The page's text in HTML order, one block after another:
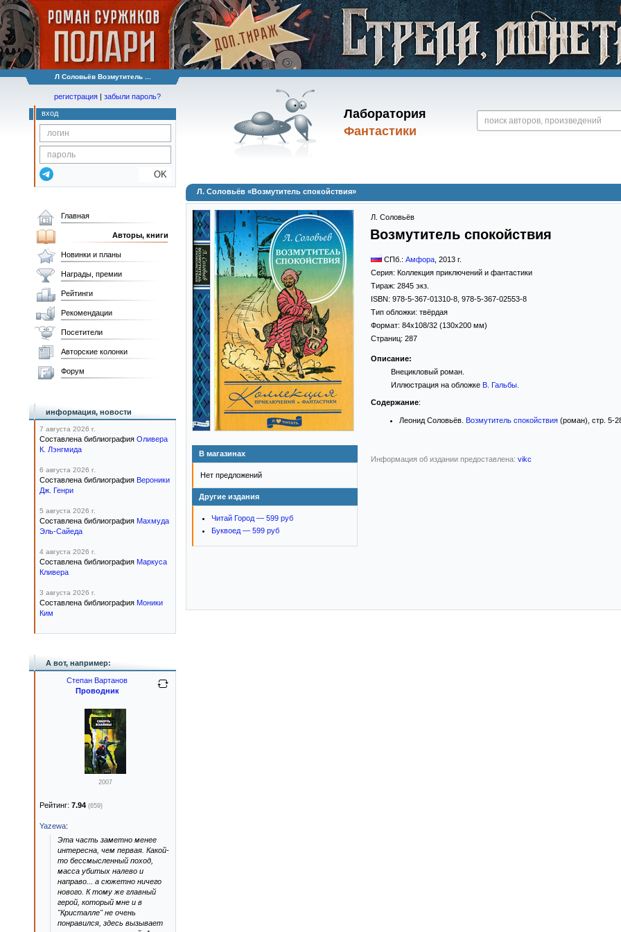
Л Соловьёв Возмутитель ...
Лаборатория
Фантастики
регистрация | забыли пароль?
вход
OK
Л. Соловьёв «Возмутитель спокойствия»
В магазинах
Нет предложений
Другие издания
Читай Город — 599 руб
Буквоед — 599 руб
Л. Соловьёв
Возмутитель спокойствия
СПб.: Амфора 2013 г.
Серия: Коллекция приключений и фантастики
Тираж: 2845 экз.
ISBN: 978-5-367-01310-8, 978-5-367-02553-8
Тип обложки: твёрдая
Формат: 84x108/32 (130x200 мм)
Страниц: 287
Описание:
Внецикловый роман.
Иллюстрация на обложке В. Гальбы.
Содержание:
Леонид Соловьёв. Возмутитель спокойствия (роман), стр. 5-
Информация об издании предоставлена: vikc
Главная
Авторы, книги
Новинки и планы
Награды, премии
Рейтинги
Рекомендации
Посетители
Авторские колонки
Форум
информация, новости
7 августа 2026 г.
Составлена библиография Оливера
К. Лэнгмида
6 августа 2026 г.
Составлена библиография Вероники
Дж. Генри
5 августа 2026 г.
Составлена библиография Махмуда
Эль-Сайеда
4 августа 2026 г.
Составлена библиография Маркуса
Кливера
3 августа 2026 г.
Составлена библиография Моники
Ким
А вот, например:
Степан Вартанов
Проводник
2007
Рейтинг: 7.94 (659)
Yazewa:
Эта часть заметно менее
интересна, чем первая. Какой-
то бессмысленный поход,
масса убитых налево и
направо... а сюжетно ничего
нового. К тому же главный
герой, который мне и в
"Кристалле" не очень
понравился, здесь вызывает